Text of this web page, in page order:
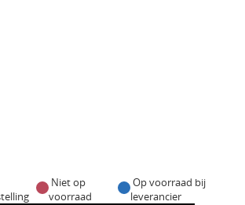
Niet op
voorraad
Op voorraad bij
leverancier